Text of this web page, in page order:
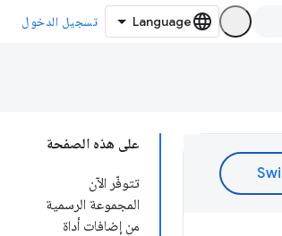
تسجيل الدخول
على هذه الصفحة
تتوفّر الآن
المجموعة الرسمية
من إضافات أداة